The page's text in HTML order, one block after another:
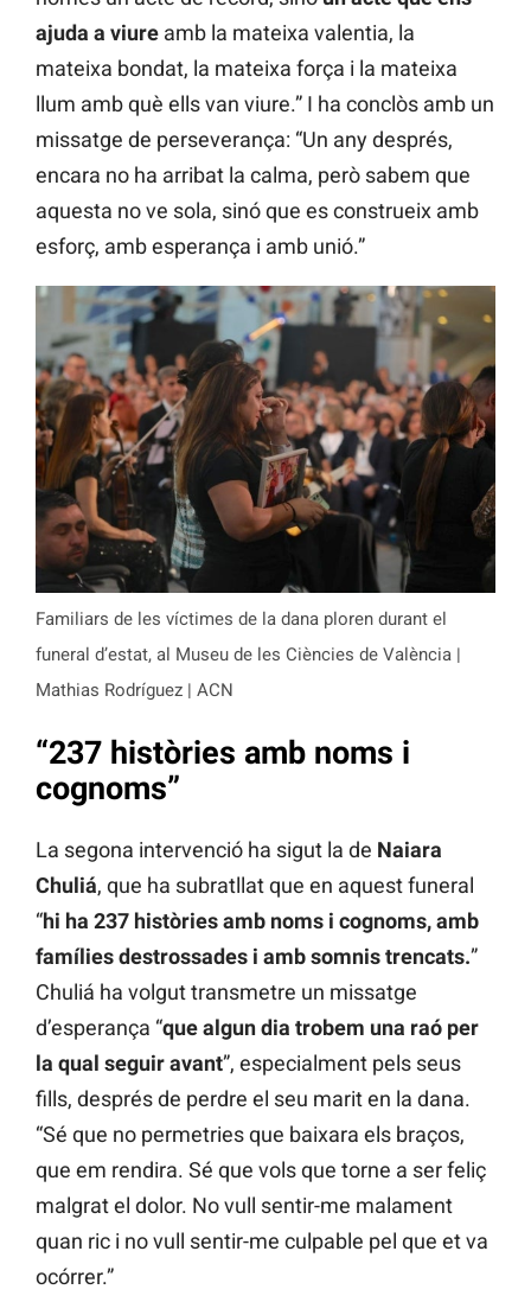
ajuda a viure amb la mateixa valentia, la
mateixa bondat, la mateixa força i la mateixa
llum amb què ells van viure.” I ha conclòs amb un
missatge de perseverança: “Un any després,
encara no ha arribat la calma, però sabem que
aquesta no ve sola, sinó que es construeix amb
esforç, amb esperança i amb unió.”
Familiars de les víctimes de la dana ploren durant el
funeral d’estat, al Museu de les Ciències de València |
Mathias Rodríguez | ACN
“237 històries amb noms i
cognoms”
La segona intervenció ha sigut la de Naiara
Chuliá, que ha subratllat que en aquest funeral
“hi ha 237 històries amb noms i cognoms, amb
famílies destrossades i amb somnis trencats.”
Chuliá ha volgut transmetre un missatge
d’esperança “que algun dia trobem una raó per
la qual seguir avant”, especialment pels seus
fills, després de perdre el seu marit en la dana.
“Sé que no permetries que baixara els braços,
que em rendira. Sé que vols que torne a ser feliç
malgrat el dolor. No vull sentir-me malament
quan ric i no vull sentir-me culpable pel que et va
ocórrer.”